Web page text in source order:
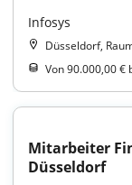
Infosys
Düsseldorf,
Von 90.000,00 €
Mitarbeiter
Düsseldorf